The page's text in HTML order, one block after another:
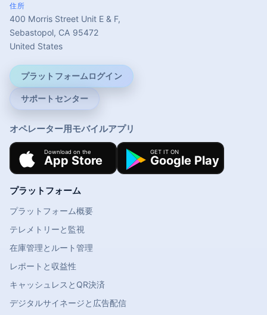
住所
400 Morris Street Unit E & F,
Sebastopol, CA 95472
United States
プラットフォームログイン
サポートセンター
オペレーター用モバイルアプリ
プラットフォーム
プラットフォーム概要
テレメトリーと監視
在庫管理とルート管理
レポートと収益性
キャッシュレスとQR決済
デジタルサイネージと広告配信